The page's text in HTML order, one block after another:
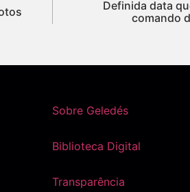
Definida data
comando
Sobre Geledés
Biblioteca Digital
Transparência